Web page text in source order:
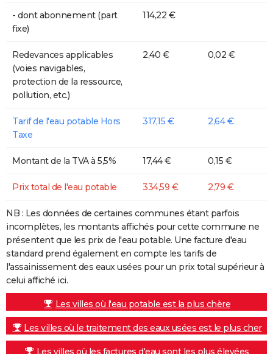
- dont abonnement (part
fixe)
114,22 €
Redevances applicables
(voies navigables,
protection de la ressource,
pollution, etc.)
2,40 € 0,02 €
Tarif de l'eau potable Hors
Taxe
317,15 € 2,64 €
Montant de la TVA à 5,5% 17,44 € 0,15 €
Prix total de l'eau potable 334,59 € 2,79 €
NB : Les données de certaines communes étant parfois
incomplètes, les montants affichés pour cette commune ne
présentent que les prix de l'eau potable. Une facture d'eau
standard prend également en compte les tarifs de
l'assainissement des eaux usées pour un prix total supérieur à
celui affiché ici.
Les villes où l'eau potable est la plus chère
Les villes où le traitement des eaux usées est le plus cher
Les villes où les factures d'eau sont les plus élevées